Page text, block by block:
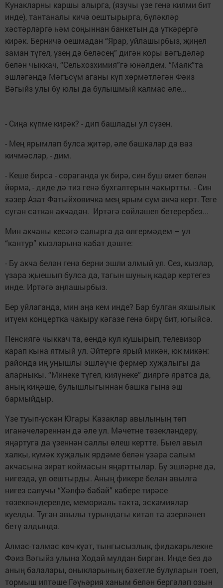
Кунакларны каршы алырга, (язучы үзе генә килми бит
инде), тантаналы кичә оештырырга, бүләкләр
хәстәрләргә һәм соңыннан банкетын да үткәрергә
кирәк. Берничә оешмадан “Ярар, уйлашырбыз, җиңел
заман түгел, үзең дә беләсең” дигән коры вәгъдәләр
белән чыккач, “Сельхозхимия”гә юнәлдем. “Маяк”та
эшләгәндә Мәгъсүм аганы күп хөрмәтләгән Фәиз
Вәгыйз улы бу юлы да булышмый калмас әле...
- Сиңа күпме кирәк? - дип башлады ул сүзен.
- Мең ярымлап булса җитәр, әле башкалар да ваз
кичмәсләр, - дим.
- Кеше бирсә - сораганда ук бирә, син буш өмет белән
йөрмә, - диде дә тиз генә бухгалтерын чакыртты. - Син
хәзер Азат Фатыйховичка мең ярым сум акча керт. Теге
суган саткан акчадан. Иртәгә сөйләшеп бетерербез...
Мин акчаны кесәгә салырга да өлгермәдем – ул
“кантур” кызларына кабат дәште:
- Бу акча белән генә берни эшли алмый ул. Сез, кызлар,
үзара җыешып булса да, тагын шуның кадәр кертегез
инде. Иртәгә аңлашырбыз.
Бер уйлаганда, мин аңа кем инде? Бар булган яхшылык
итүем концертка чакыру кәгазе генә бирү бит, югыйсә.
Пенсиягә чыккач та, өендә кул кушырып, телевизор
карап кына ятмый ул. Әйтергә ярый микән, юк микән:
районда иң уңышлы эшләүче фермер хуҗалыгы да
аларныкы. “Минеке түгел, кияүнеке” дияргә яратса да,
аның киңәше, булышлыгыннан башка гына эш
бармыйдыр.
Үзе туып-үскән Югары Казаклар авылының төп
иганәчеләреннән дә әле ул. Мәчетне төзекләндерү,
яңартуга да үзеннән саллы өлеш кертте. Быел авыл
халкы, күмәк хуҗалык ярдәме белән үзара салым
акчасына зират коймасын яңарттылар. Бу эшләрне дә,
нигездә, ул оештырды. Аның фикере белән авылга
нигез салучы “Хәлфә бабай” кабере тирәсе
төзекләндерелде, мемориаль такта, эскәмияләр
куелды. Туган авылы турындагы китап та әзерләнеп
бетү алдында.
Алмас-талмас көч-куәт, тынгысызлык, фидакарьлекне
Фәиз Вәгыйз улына Ходай мулдан биргән. Инде без дә
аның балалары, оныкларының бәхетле булуларын тоеп,
тормыш иптәше Гәүһәрия ханым белән бергәләп озын